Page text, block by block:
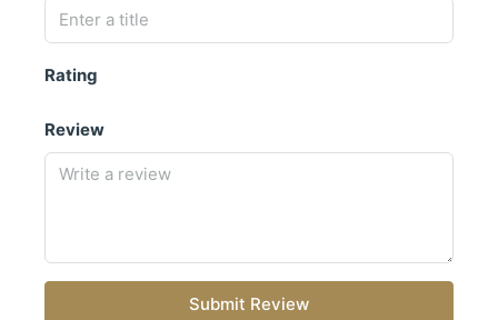
Rating
Review
Submit Review